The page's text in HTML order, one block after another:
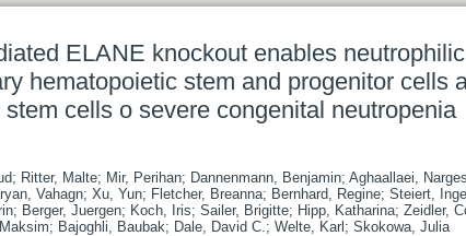
ELANE knockout enables neutrophilic
hematopoietic stem and progenitor cells
cells o severe congenital neutropenia
; Ritter, Malte; Mir, Perihan; Dannenmann, Benjamin; Aghaallaei, Narges
Vahagn; Xu, Yun; Fletcher, Breanna; Bernhard, Regine; Steiert,
; Berger, Juergen; Koch, Iris; Sailer, Brigitte; Hipp, Katharina; Zeidler,
; Bajoghli, Baubak; Dale, David C.; Welte, Karl ; Skokowa, Julia